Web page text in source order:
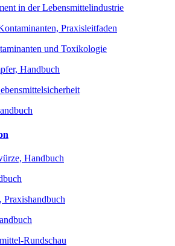
in der Lebensmittelindustrie
Praxisleitfaden
und Toxikologie
Handbuch
Handbuch
Rundschau